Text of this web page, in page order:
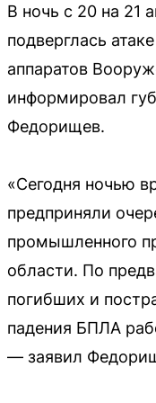
В ночь с 20 на 21
подверглась
аппаратов
информировал
Федорищев.
«Сегодня ночью
предприняли
промышленного
области. По
погибших и
падения БПЛА
— заявил